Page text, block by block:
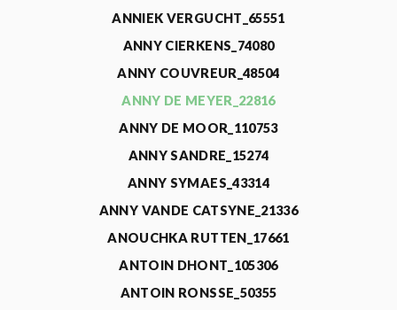
ANNIEK VERGUCHT_65551
ANNY CIERKENS_74080
ANNY COUVREUR_48504
ANNY DE MEYER_22816
ANNY DE MOOR_110753
ANNY SANDRE_15274
ANNY SYMAES_43314
ANNY VANDE CATSYNE_21336
ANOUCHKA RUTTEN_17661
ANTOIN DHONT_105306
ANTOIN RONSSE_50355